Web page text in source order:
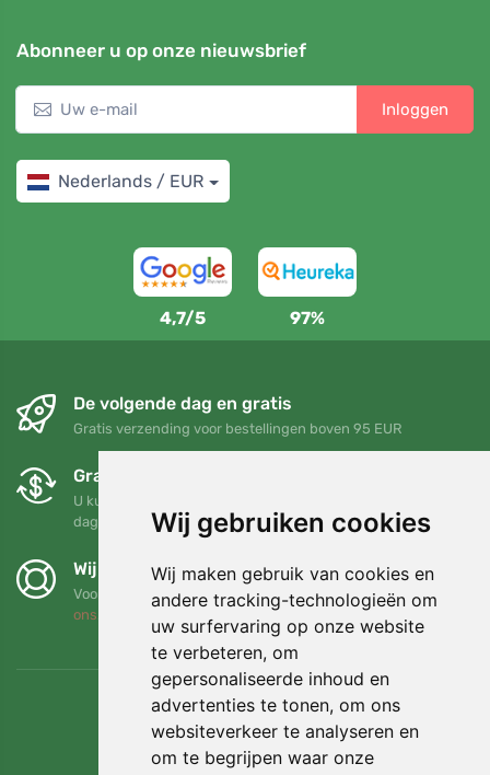
Wij gebruiken cookies
Wij maken gebruik van cookies en
andere tracking-technologieën om
uw surfervaring op onze website
te verbeteren, om
gepersonaliseerde inhoud en
advertenties te tonen, om ons
websiteverkeer te analyseren en
om te begrijpen waar onze
Abonneer u op onze nieuwsbrief
Inloggen
Nederlands / EUR
4,7/5 97%
De volgende dag en gratis
Gratis verzending voor bestellingen boven 95 EUR
Gratis ruilen en retourneren
U kunt uw bestelling op elk gewenst moment binnen 90
dagen retourneren of ruilen
Wij steunen Trees.org
Voor elke bestelling planten we een boom! Lees meer Over
ons